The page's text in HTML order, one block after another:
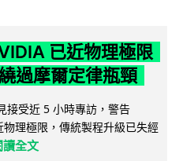
已近物理極限
過摩爾定律瓶頸
接受近 5 小時專訪，警告
理極限，傳統製程升級已失經
讀全文